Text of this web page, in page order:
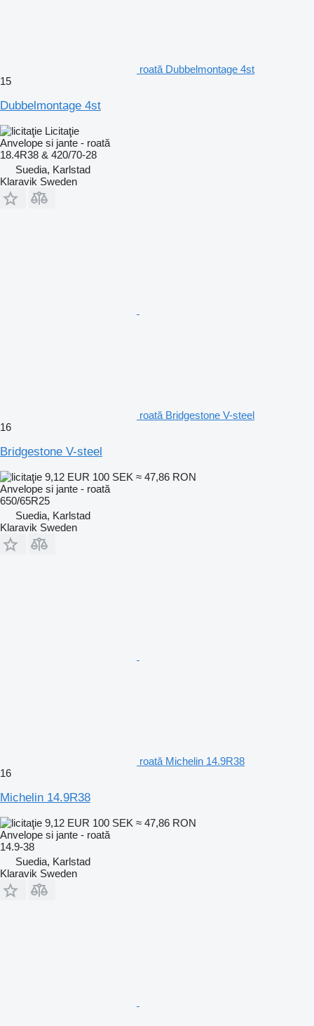
roată Dubbelmontage 4st
15
Dubbelmontage 4st
Licitaţie
Anvelope si jante - roată
18.4R38 & 420/70-28
Suedia, Karlstad
Klaravik Sweden
roată Bridgestone V-steel
16
Bridgestone V-steel
9,12 EUR 100 SEK ≈ 47,86 RON
Anvelope si jante - roată
650/65R25
Suedia, Karlstad
Klaravik Sweden
roată Michelin 14.9R38
16
Michelin 14.9R38
9,12 EUR 100 SEK ≈ 47,86 RON
Anvelope si jante - roată
14.9-38
Suedia, Karlstad
Klaravik Sweden